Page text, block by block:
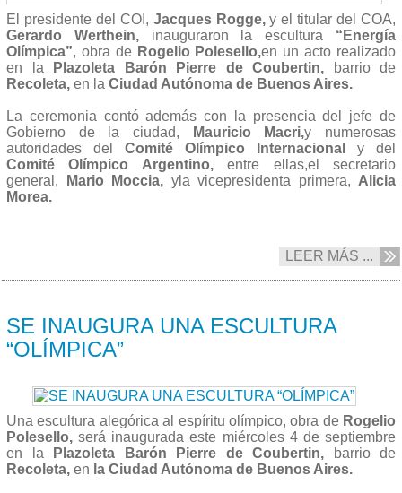
El presidente del COI, Jacques Rogge,y el titular del COA,
Gerardo Werthein,inauguraron la escultura “Energía
Olímpica”, obra de Rogelio Polesello,en un acto realizado
en la
Plazoleta Barón Pierre de Coubertin, barrio de
Recoleta, en la Ciudad Autónoma de Buenos Aires.
La ceremonia contó además con la presencia del jefe de
Gobierno de la ciudad,
Mauricio Macri,y numerosas
autoridades del Comité Olímpico Internacional
y del
Comité Olímpico Argentino,entre ellas,el secretario
general,
Mario Moccia, yla vicepresidenta primera, Alicia
Morea.
LEER MÁS ...
SE INAUGURA UNA ESCULTURA
“OLÍMPICA”
Una escultura alegórica al espíritu olímpico, obra de Rogelio
Polesello, será inaugurada este miércoles 4 de septiembre
en la
Plazoleta Barón Pierre de Coubertin,
barrio de
Recoleta, en la Ciudad Autónoma de Buenos Aires.